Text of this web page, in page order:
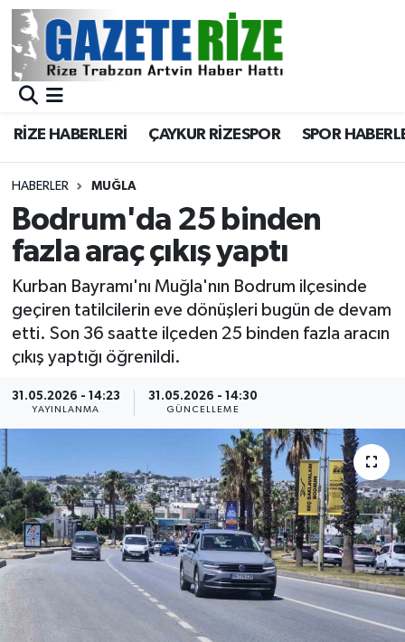
RİZE HABERLERİ ÇAYKUR RİZESPOR SPOR
HABERLER MUĞLA
Bodrum'da 25 binden
fazla araç çıkış yaptı
Kurban Bayramı'nı Muğla'nın Bodrum ilçesinde
geçiren tatilcilerin eve dönüşleri bugün de devam
etti. Son 36 saatte ilçeden 25 binden fazla aracın
çıkış yaptığı öğrenildi.
31.05.2026 - 14:23
YAYINLANMA
31.05.2026 - 14:30
GÜNCELLEME
BÖLGEMİZ
Asayiş
Rize Jandarma Komutanlığı
Bilim Teknoloji
Bölge
Advertising news
Canlı Maç
Dış Haberler
Dünya
Merkez Nöbetçi Eczaneler
Merkez Trafik Yoğunluk Haritası
Süper Lig Puan Durumu ve Fikstür
Tüm Manşetler
Son Dakika Haberleri